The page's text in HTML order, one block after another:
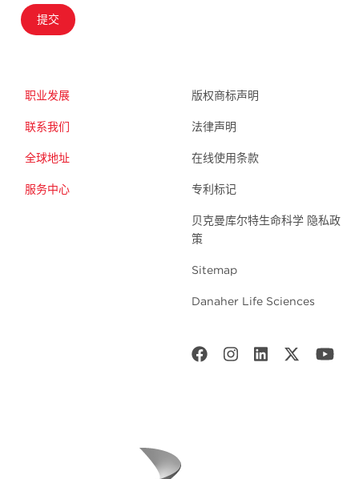
提交
职业发展
联系我们
全球地址
服务中心
版权商标声明
法律声明
在线使用条款
专利标记
贝克曼库尔特生命科学 隐私政
策
Sitemap
Danaher Life Sciences